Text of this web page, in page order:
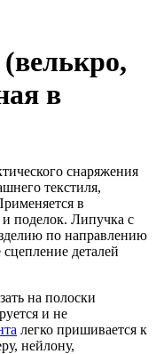
в
снаряжения
текстиля,
в
поделок. Липучка с
по направлению
деталей
на полоски
и не
легко пришивается к
нейлону,